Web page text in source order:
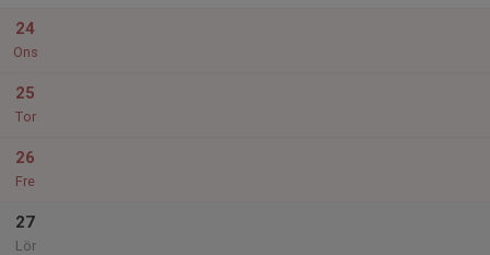
24
Ons
25
Tor
26
Fre
27
Lör